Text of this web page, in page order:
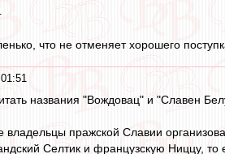
что не отменяет хорошего
названия "Вождовац" и "Славен
владельцы пражской Славии
Селтик и французскую Ниццу, то